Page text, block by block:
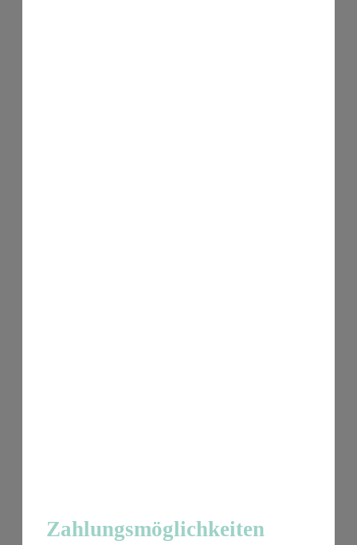
Zahlungsmöglichkeiten